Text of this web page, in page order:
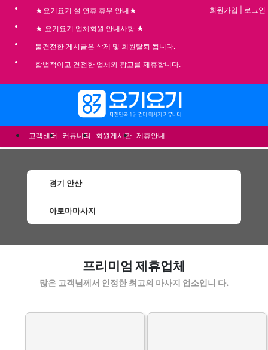
★요기요기 설 연휴 휴무 안내★
★ 요기요기 업체회원 안내사항 ★
불건전한 게시글은 삭제 및 회원탈퇴 됩니다.
합법적이고 건전한 업체와 광고를 제휴합니다.
회원가입 로그인
고객센터 커뮤니티 회원게시판 제휴안내
경기 안산
아로마마사지
프리미엄 제휴업체
많은 고객님께서 인정한 최고의 마사지 업소입니 다.